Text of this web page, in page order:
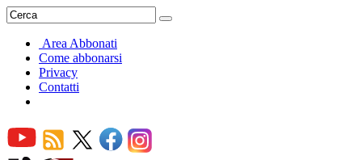
Area Abbonati
Come abbonarsi
Privacy
Contatti